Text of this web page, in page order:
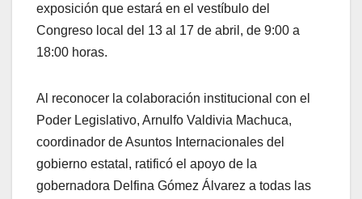
exposición que estará en el vestíbulo del
Congreso local del 13 al 17 de abril, de 9:00 a
18:00 horas.
Al reconocer la colaboración institucional con el
Poder Legislativo, Arnulfo Valdivia Machuca,
coordinador de Asuntos Internacionales del
gobierno estatal, ratificó el apoyo de la
gobernadora Delfina Gómez Álvarez a todas las